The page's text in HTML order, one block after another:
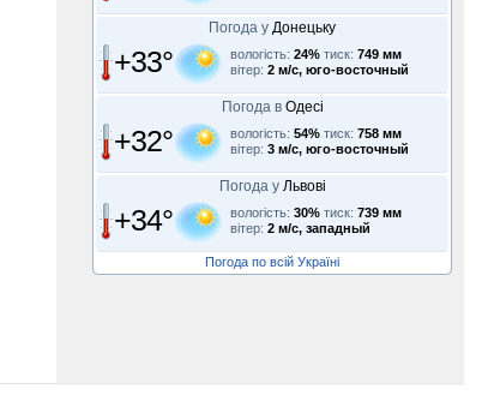
Погода у Донецьку
+33° вологість: 24% тиск: 749 мм
вітер: 2 м/с, юго-восточный
Погода в Одесі
+32° вологість: 54% тиск: 758 мм
вітер: 3 м/с, юго-восточный
Погода у Львові
+34° вологість: 30% тиск: 739 мм
вітер: 2 м/с, западный
Погода по всій Україні